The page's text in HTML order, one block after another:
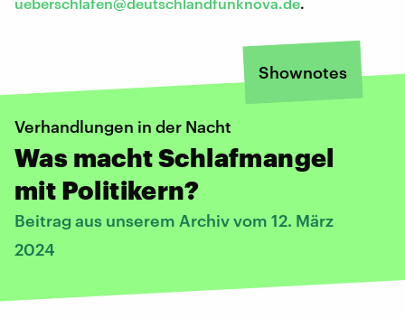
Shownotes
Verhandlungen in der Nacht
Was macht Schlafmangel
mit Politikern?
Beitrag aus unserem Archiv vom 12. März
2024